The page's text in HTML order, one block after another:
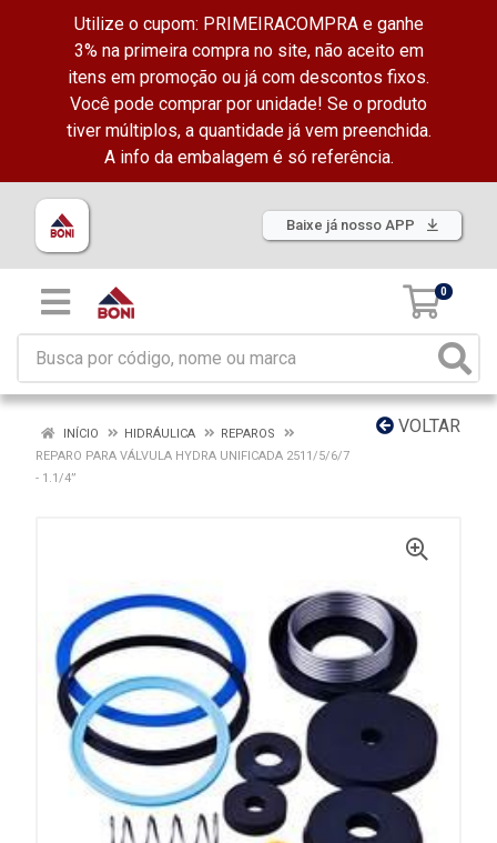
Utilize o cupom: PRIMEIRACOMPRA e ganhe
3% na primeira compra no site, não aceito em
itens em promoção ou já com descontos fixos.
Você pode comprar por unidade! Se o produto
tiver múltiplos, a quantidade já vem preenchida.
A info da embalagem é só referência.
Baixe já nosso APP
0
VOLTAR
INÍCIO HIDRÁULICA
REPAROS
REPARO PARA VÁLVULA HYDRA UNIFICADA 2511/5/6/7
- 1.1/4”